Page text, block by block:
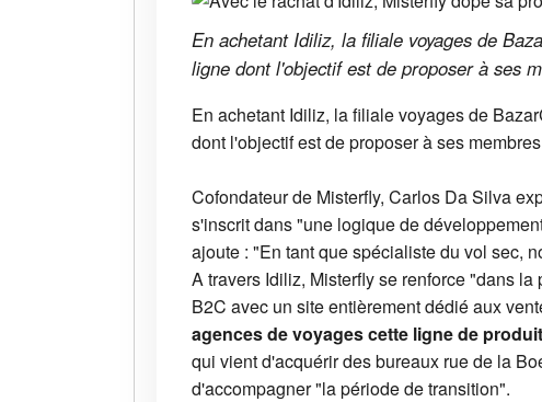
En achetant Idiliz, la filiale voyages de
ligne dont l'objectif est de proposer à ses
En achetant Idiliz, la filiale voyages de
dont l'objectif est de proposer à ses
Cofondateur de Misterfly, Carlos Da Silva
s'inscrit dans "une logique de
ajoute : "En tant que spécialiste du vol sec,
A travers Idiliz, Misterfly se renforce "dans
B2C avec un site entièrement dédié aux
agences de voyages cette ligne de
qui vient d'acquérir des bureaux rue de la
d'accompagner "la période de transition".